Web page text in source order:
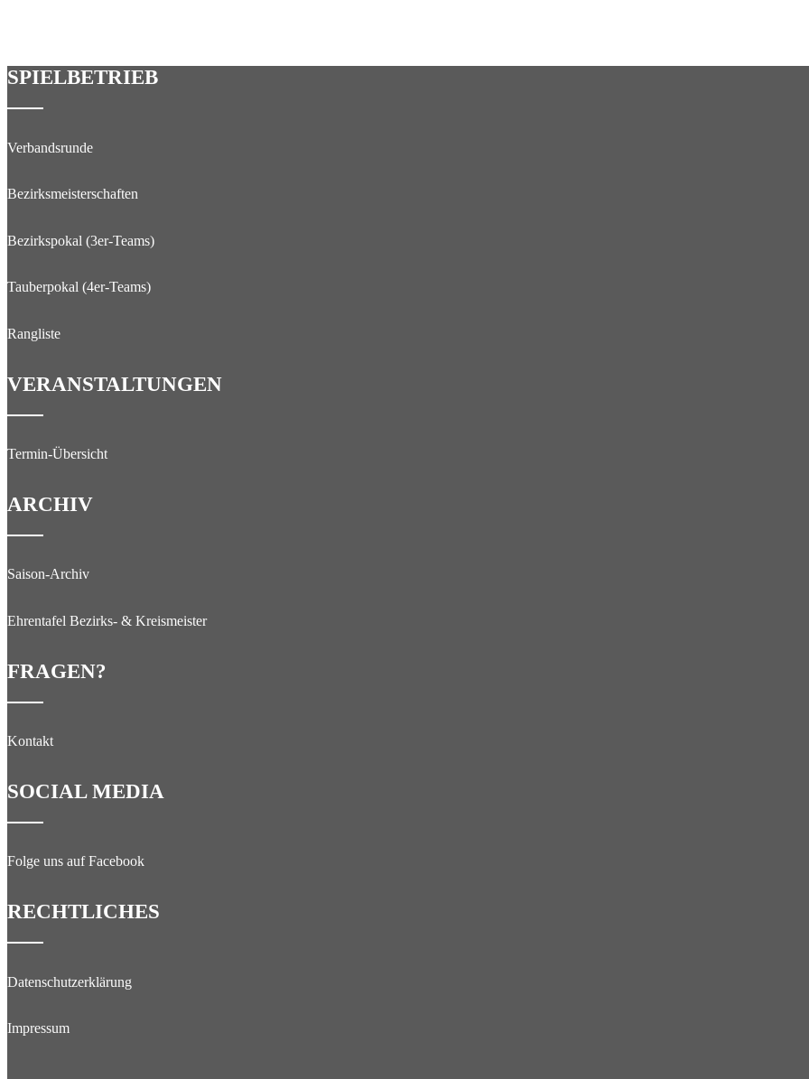
SPIELBETRIEB
Verbandsrunde
Bezirksmeisterschaften
Bezirkspokal (3er-Teams)
Tauberpokal (4er-Teams)
Rangliste
VERANSTALTUNGEN
Termin-Übersicht
ARCHIV
Saison-Archiv
Ehrentafel Bezirks- & Kreismeister
FRAGEN?
Kontakt
SOCIAL MEDIA
Folge uns auf Facebook
RECHTLICHES
Datenschutzerklärung
Impressum